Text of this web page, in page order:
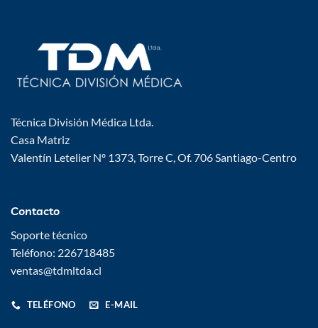
Técnica División Médica Ltda.
Casa Matriz
Valentín Letelier Nº 1373, Torre C, Of. 706 Santiago-Centro
Contacto
Soporte técnico
Teléfono: 226718485
ventas@tdmltda.cl
TELÉFONO E-MAIL